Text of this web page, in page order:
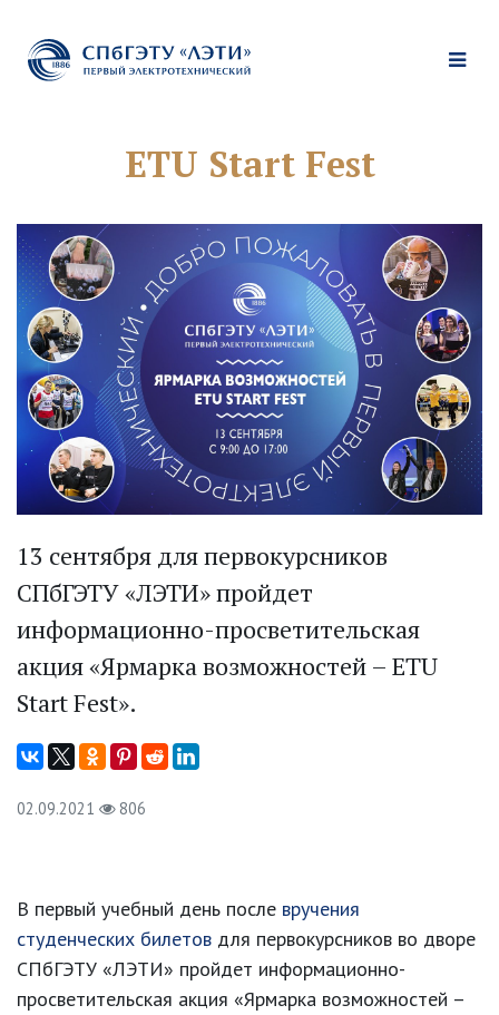
ETU Start Fest
13 сентября для первокурсников
СПбГЭТУ «ЛЭТИ» пройдет
информационно-просветительская
акция «Ярмарка возможностей – ETU
Start Fest».
02.09.2021 806
В первый учебный день после вручения
студенческих билетов для первокурсников во дворе
СПбГЭТУ «ЛЭТИ» пройдет информационно-
просветительская акция «Ярмарка возможностей –